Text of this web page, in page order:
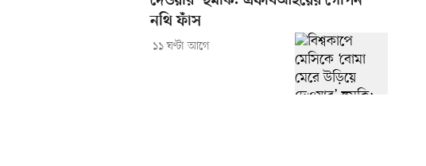
নথি ফাঁস
১১ ঘণ্টা আগে